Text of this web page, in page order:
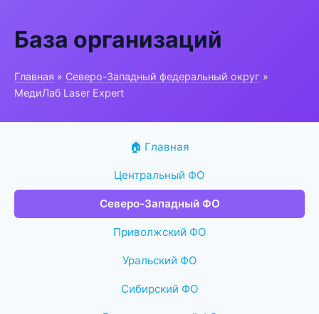
База организаций
Главная » Северо-Западный федеральный округ »
МедиЛаб Laser Expert
🏠 Главная
Центральный ФО
Северо-Западный ФО
Приволжский ФО
Уральский ФО
Сибирский ФО